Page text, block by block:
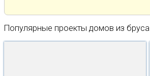
Популярные проекты домов из бруса